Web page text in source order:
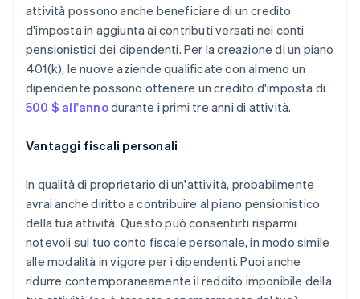
attività possono anche beneficiare di un credito
d'imposta in aggiunta ai contributi versati nei conti
pensionistici dei dipendenti. Per la creazione di un piano
401(k), le nuove aziende qualificate con almeno un
dipendente possono ottenere un credito d'imposta di
500 $ all'annodurante i primi tre anni di attività.
Vantaggi fiscali personali
In qualità di proprietario di un'attività, probabilmente
avrai anche diritto a contribuire al piano pensionistico
della tua attività. Questo può consentirti risparmi
notevoli sul tuo conto fiscale personale, in modo simile
alle modalità in vigore per i dipendenti. Puoi anche
ridurre contemporaneamente il reddito imponibile della